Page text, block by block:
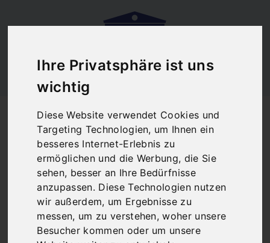
Ihre Privatsphäre ist uns
wichtig
Diese Website verwendet Cookies und
Targeting Technologien, um Ihnen ein
besseres Internet-Erlebnis zu
ermöglichen und die Werbung, die Sie
sehen, besser an Ihre Bedürfnisse
anzupassen. Diese Technologien nutzen
wir außerdem, um Ergebnisse zu
messen, um zu verstehen, woher unsere
Besucher kommen oder um unsere
Ouzo Verkostung in Athen - Brettos Bar
Ouzo Verkostung in
Athen - Brettos Bar
There are no posts matching your selection.